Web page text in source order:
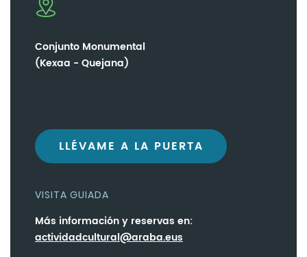
Conjunto Monumental
(Kexaa - Quejana)
LLÉVAME A LA PUERTA
VISITA GUIADA
Más información y reservas en:
actividadcultural@araba.eus